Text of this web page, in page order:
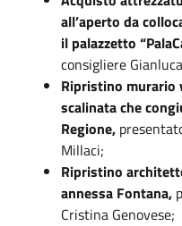
all’aperto da
il palazzetto
consigliere
Ripristino murario
scalinata che
Regione,
Millaci;
Ripristino
annessa Fontana,
Cristina Genovese;